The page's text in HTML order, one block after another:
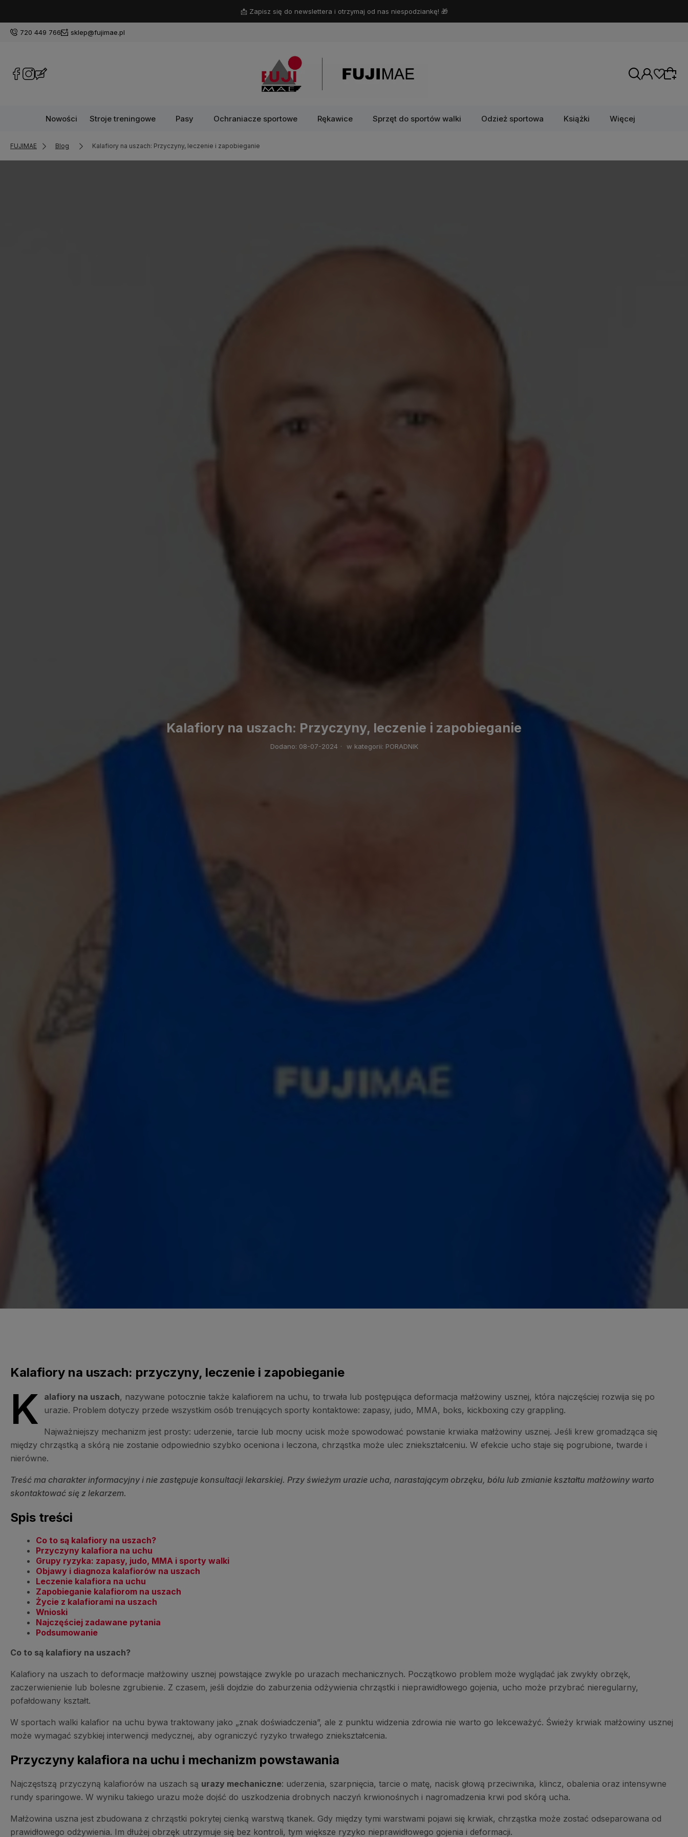
📩 Zapisz się do newslettera i otrzymaj od nas niespodziankę! 🎁
720 449 766 sklep@fujimae.pl
Nowości Stroje treningowe Pasy Ochraniacze sportowe Rękawice Sprzęt do sportów walki Odzież sportowa Książki Więcej
FUJIMAE Blog Kalafiory na uszach: Przyczyny, leczenie i zapobieganie
Kalafiory na uszach: Przyczyny, leczenie i zapobieganie
Dodano: 08-07-2024 · w kategorii: PORADNIK
Kalafiory na uszach: przyczyny, leczenie i zapobieganie
K alafiory na uszach, nazywane potocznie także kalafiorem na uchu, to trwała lub postępująca deformacja małżowiny usznej, która najczęściej rozwija się po
urazie. Problem dotyczy przede wszystkim osób trenujących sporty kontaktowe: zapasy, judo, MMA, boks, kickboxing czy grappling.
Najważniejszy mechanizm jest prosty: uderzenie, tarcie lub mocny ucisk może spowodować powstanie krwiaka małżowiny usznej. Jeśli krew gromadząca się
między chrząstką a skórą nie zostanie odpowiednio szybko oceniona i leczona, chrząstka może ulec zniekształceniu. W efekcie ucho staje się pogrubione, twarde i
nierówne.
Treść ma charakter informacyjny i nie zastępuje konsultacji lekarskiej. Przy świeżym urazie ucha, narastającym obrzęku, bólu lub zmianie kształtu małżowiny warto
skontaktować się z lekarzem.
Spis treści
Co to są kalafiory na uszach?
Przyczyny kalafiora na uchu
Grupy ryzyka: zapasy, judo, MMA i sporty walki
Objawy i diagnoza kalafiorów na uszach
Leczenie kalafiora na uchu
Zapobieganie kalafiorom na uszach
Życie z kalafiorami na uszach
Wnioski
Najczęściej zadawane pytania
Podsumowanie
Co to są kalafiory na uszach?
Kalafiory na uszach to deformacje małżowiny usznej powstające zwykle po urazach mechanicznych. Początkowo problem może wyglądać jak zwykły obrzęk,
zaczerwienienie lub bolesne zgrubienie. Z czasem, jeśli dojdzie do zaburzenia odżywienia chrząstki i nieprawidłowego gojenia, ucho może przybrać nieregularny,
pofałdowany kształt.
W sportach walki kalafior na uchu bywa traktowany jako „znak doświadczenia”, ale z punktu widzenia zdrowia nie warto go lekceważyć. Świeży krwiak małżowiny usznej
może wymagać szybkiej interwencji medycznej, aby ograniczyć ryzyko trwałego zniekształcenia.
Przyczyny kalafiora na uchu i mechanizm powstawania
Najczęstszą przyczyną kalafiorów na uszach są urazy mechaniczne: uderzenia, szarpnięcia, tarcie o matę, nacisk głową przeciwnika, klincz, obalenia oraz intensywne
rundy sparingowe. W wyniku takiego urazu może dojść do uszkodzenia drobnych naczyń krwionośnych i nagromadzenia krwi pod skórą ucha.
Małżowina uszna jest zbudowana z chrząstki pokrytej cienką warstwą tkanek. Gdy między tymi warstwami pojawi się krwiak, chrząstka może zostać odseparowana od
prawidłowego odżywienia. Im dłużej obrzęk utrzymuje się bez kontroli, tym większe ryzyko nieprawidłowego gojenia i deformacji.